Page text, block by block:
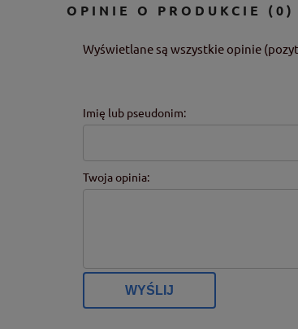
OPINIE O PRODUKCIE (0)
Wyświetlane są wszystkie opinie
Imię lub pseudonim:
Twoja opinia:
WYŚLIJ